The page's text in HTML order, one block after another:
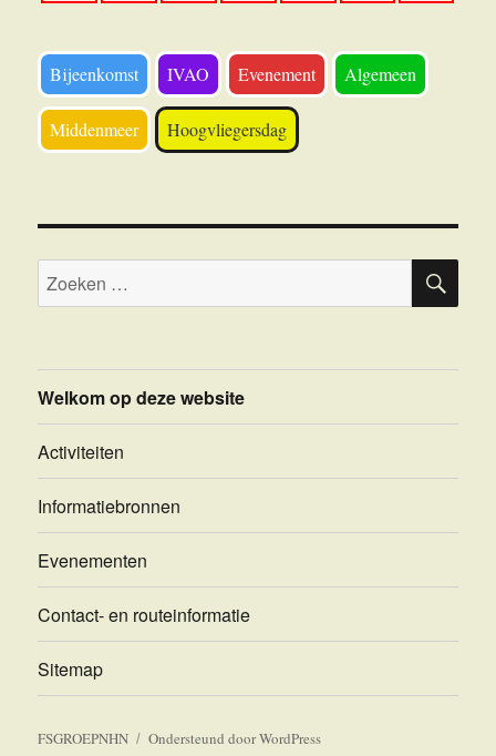
Bijeenkomst IVAO Evenement Algemeen
Middenmeer Hoogvliegersdag
Zoeken
naar:
Welkom op deze website
Activiteiten
Informatiebronnen
Evenementen
Contact- en routeinformatie
Sitemap
FSGROEPNHN Ondersteund door WordPress